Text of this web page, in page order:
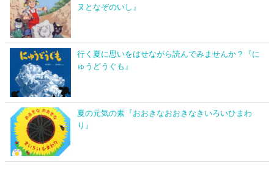
ヌとなぞのいし』
行く夏に思いをはせながら読んでみませんか？『に
ゅうどうぐも』
夏の元気の素『おおきなおおきなきいろいひまわ
り』